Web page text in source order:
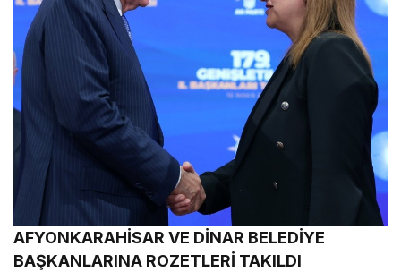
AFYONKARAHİSAR VE DİNAR BELEDİYE
BAŞKANLARINA ROZETLERİ TAKILDI